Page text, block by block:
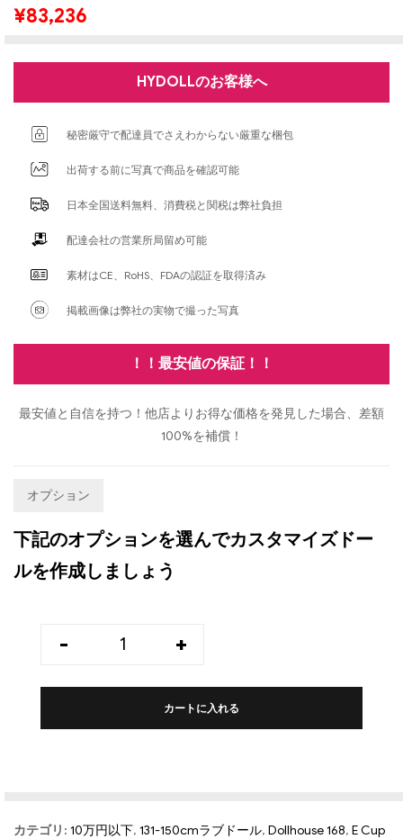
¥83,236
HYDOLLのお客様へ
秘密厳守で配達員でさえわからない厳重な梱包
出荷する前に写真で商品を確認可能
日本全国送料無料、消費税と関税は弊社負担
配達会社の営業所局留め可能
素材はCE、RoHS、FDAの認証を取得済み
掲載画像は弊社の実物で撮った写真
！！最安値の保証！！
最安値と自信を持つ！他店よりお得な価格を発見した場合、差額
100%を補償！
オプション
下記のオプションを選んでカスタマイズドー
ルを作成しましょう
- +
カートに入れる
カテゴリ: 10万円以下, 131-150cmラブドール, Dollhouse 168, E Cup